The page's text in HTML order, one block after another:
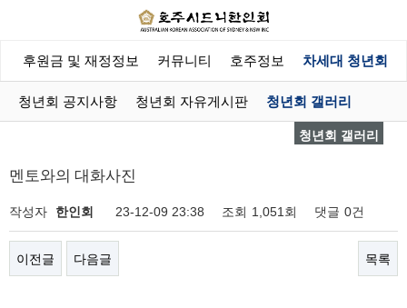
후원금 및 재정정보 커뮤니티 호주정보 차세대 청년회
청년회 공지사항 청년회 자유게시판 청년회 갤러리
청년회 갤러리
멘토와의 대화사진
작성자 한인회 23-12-09 23:38 조회 1,051회 댓글 0건
이전글 다음글 목록